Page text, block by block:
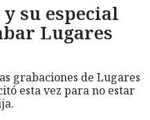
y su especial
Lugares
grabaciones de Lugares
esta vez para no estar